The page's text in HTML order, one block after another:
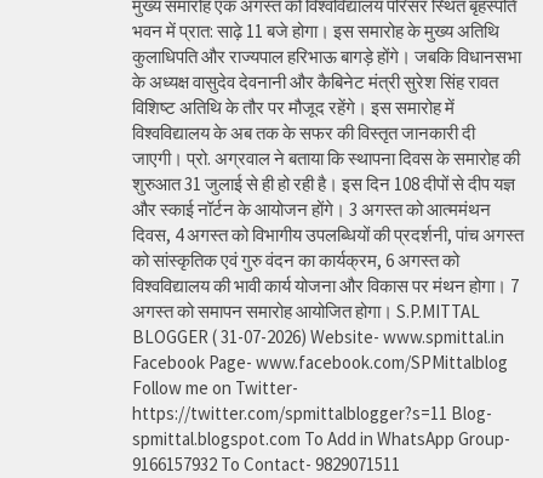
मुख्य समारोह एक अगस्त को विश्वविद्यालय परिसर स्थित बृहस्पति
भवन में प्रात: साढ़े 11 बजे होगा। इस समारोह के मुख्य अतिथि
कुलाधिपति और राज्यपाल हरिभाऊ बागड़े होंगे। जबकि विधानसभा
के अध्यक्ष वासुदेव देवनानी और कैबिनेट मंत्री सुरेश सिंह रावत
विशिष्ट अतिथि के तौर पर मौजूद रहेंगे। इस समारोह में
विश्वविद्यालय के अब तक के सफर की विस्तृत जानकारी दी
जाएगी। प्रो. अग्रवाल ने बताया कि स्थापना दिवस के समारोह की
शुरुआत 31 जुलाई से ही हो रही है। इस दिन 108 दीपों से दीप यज्ञ
और स्काई नॉर्टन के आयोजन होंगे। 3 अगस्त को आत्ममंथन
दिवस, 4 अगस्त को विभागीय उपलब्धियों की प्रदर्शनी, पांच अगस्त
को सांस्कृतिक एवं गुरु वंदन का कार्यक्रम, 6 अगस्त को
विश्वविद्यालय की भावी कार्य योजना और विकास पर मंथन होगा। 7
अगस्त को समापन समारोह आयोजित होगा। S.P.MITTAL
BLOGGER ( 31-07-2026) Website- www.spmittal.in
Facebook Page- www.facebook.com/SPMittalblog
Follow me on Twitter-
https://twitter.com/spmittalblogger?s=11 Blog-
spmittal.blogspot.com To Add in WhatsApp Group-
9166157932 To Contact- 9829071511